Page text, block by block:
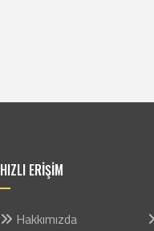
HIZLI ERİŞİM
Hakkımızda